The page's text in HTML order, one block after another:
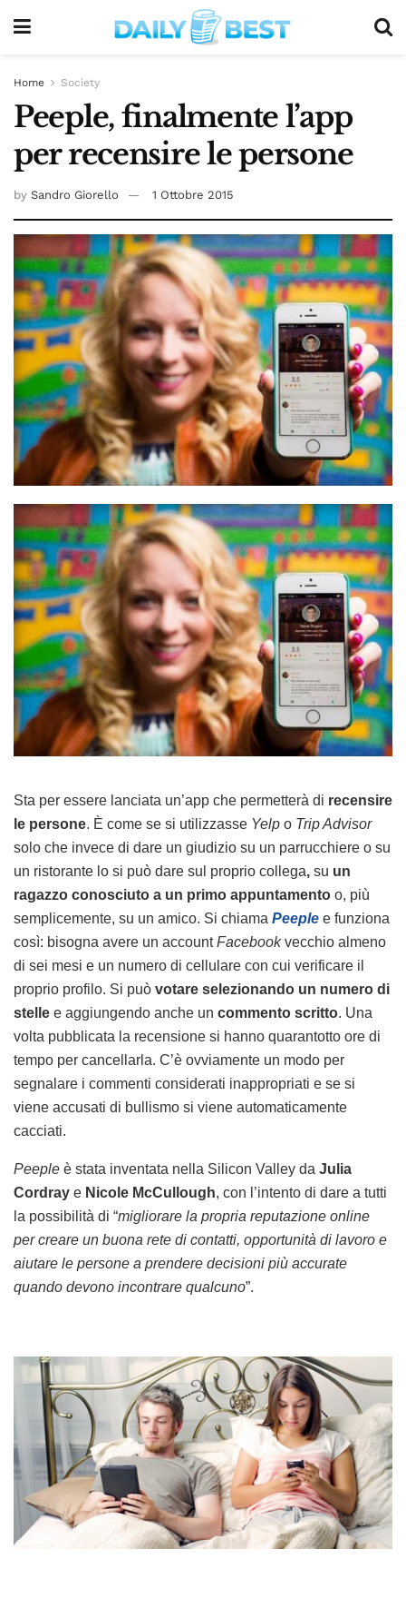
Home Society
Peeple, finalmente l’app
per recensire le persone
by Sandro Giorello 1 Ottobre 2015
Sta per essere lanciata un’app che permetterà di recensire
le persone. È come se si utilizzasse Yelp o Trip Advisor
solo che invece di dare un giudizio su un parrucchiere o su
un ristorante lo si può dare sul proprio collega, su un
ragazzo conosciuto a un primo appuntamento o, più
semplicemente, su un amico. Si chiama Peeple e funziona
così: bisogna avere un accountFacebookvecchio almeno
di sei mesi e un numero di cellulare con cui verificare il
proprio profilo. Si può votare selezionando un numero di
stelle e aggiungendo anche un commento scritto. Una
volta pubblicata la recensione si hanno quarantotto ore di
tempo per cancellarla. C’è ovviamente un modo per
segnalare i commenti considerati inappropriati e se si
viene accusati di bullismo si viene automaticamente
cacciati.
Peeple è stata inventata nella Silicon Valley da Julia
Cordray e Nicole McCullough, con l’intento di dare a tutti
la possibilità di “migliorare la propria reputazione online
per creare un buona rete di contatti, opportunità di lavoro e
aiutare le persone a prendere decisioni più accurate
quando devono incontrare qualcuno”.